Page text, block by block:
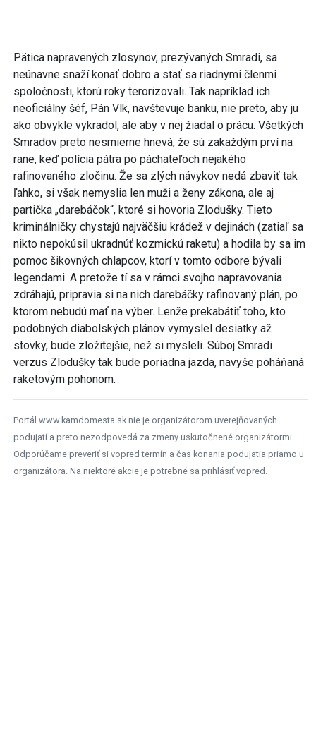
Pätica napravených zlosynov, prezývaných Smradi, sa
neúnavne snaží konať dobro a stať sa riadnymi členmi
spoločnosti, ktorú roky terorizovali. Tak napríklad ich
neoficiálny šéf, Pán Vlk, navštevuje banku, nie preto, aby ju
ako obvykle vykradol, ale aby v nej žiadal o prácu. Všetkých
Smradov preto nesmierne hnevá, že sú zakaždým prví na
rane, keď polícia pátra po páchateľoch nejakého
rafinovaného zločinu. Že sa zlých návykov nedá zbaviť tak
ľahko, si však nemyslia len muži a ženy zákona, ale aj
partička „darebáčok“, ktoré si hovoria Zlodušky. Tieto
kriminálničky chystajú najväčšiu krádež v dejinách (zatiaľ sa
nikto nepokúsil ukradnúť kozmickú raketu) a hodila by sa im
pomoc šikovných chlapcov, ktorí v tomto odbore bývali
legendami. A pretože tí sa v rámci svojho napravovania
zdráhajú, pripravia si na nich darebáčky rafinovaný plán, po
ktorom nebudú mať na výber. Lenže prekabátiť toho, kto
podobných diabolských plánov vymyslel desiatky až
stovky, bude zložitejšie, než si mysleli. Súboj Smradi
verzus Zlodušky tak bude poriadna jazda, navyše poháňaná
raketovým pohonom.
Portál www.kamdomesta.sk nie je organizátorom uverejňovaných
podujatí a preto nezodpovedá za zmeny uskutočnené organizátormi.
Odporúčame preveriť si vopred termín a čas konania podujatia priamo u
organizátora. Na niektoré akcie je potrebné sa prihlásiť vopred.